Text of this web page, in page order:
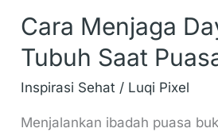
Cara Menjaga
Tubuh Saat
Inspirasi Sehat / Luqi Pixel
Menjalankan ibadah puasa